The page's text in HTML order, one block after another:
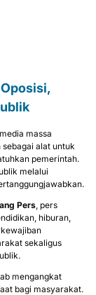
massa
alat untuk
pemerintah.
melalui
Pers , pers
hiburan,
sekaligus
mengangkat
bagi masyarakat.